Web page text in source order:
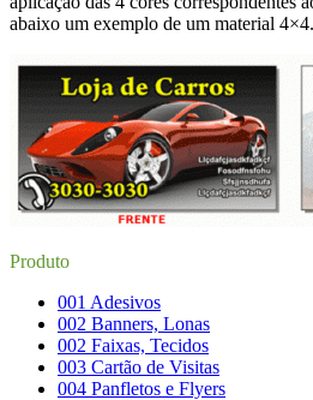
abaixo um exemplo de um material 4×4.
Produto
001 Adesivos
002 Banners, Lonas
002 Faixas, Tecidos
003 Cartão de Visitas
004 Panfletos e Flyers